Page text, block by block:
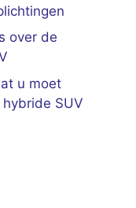
over de
u moet
SUV